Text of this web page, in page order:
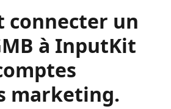
connecter un
à InputKit
marketing.